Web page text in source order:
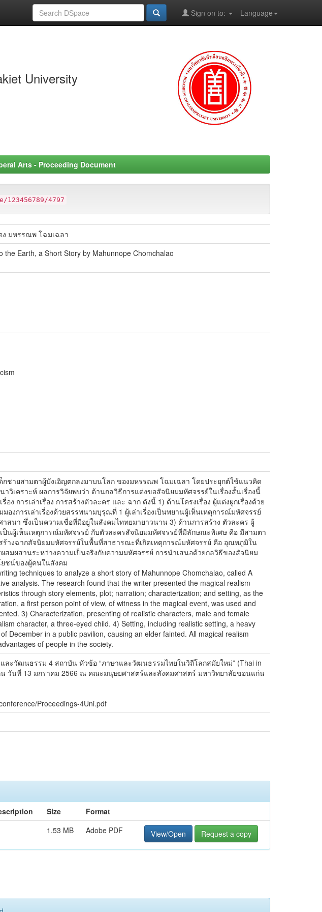
Language
Sign on to:
University
Arts - Proceeding Document
4797
ง มหรรณพ โฉมเฉลา
Earth, a Short Story by Mahunnope Chomchalao
กชายสามตาผู้บังเอิญตกลงมาบนโลก ของมหรรณพ โฉมเฉลา โดยประยุกต์ใช้แนวคิด
เคราะห์ ผลการวิจัยพบว่า ด้านกลวิธีการแต่งขอสัจนิยมมหัศจรรย์ในเรื่องสั้นเรื่องนี้
การเล่าเรื่อง การสร้างตัวละคร และ ฉาก ดังนี้ 1) ด้านโครงเรื่อง ผู้แต่งผูกเรื่องด้วย
องการเล่าเรื่องด้วยสรรพนามบุรุณที่ 1 ผู้เล่าเรื่องเป็นพยานผู้เห็นเหตุการณ์มหัศจรรย์
สนา ซึ่งเป็นความเชื่อที่มีอยู่ในสังคมไททยมายาวนาน 3) ด้านการสร้าง ตัวละคร ผู้
นผู้เห็นเหตุการณ์มหัศจรรย์ กับตัวละครสัจนิยมมหัศจรรย์ที่มีลักษณะพิเศษ คือ มีสามตา
างฉากสัจนิยมมหัศจรรย์ในพื้นที่สาธารณะที่เกิดเหตุการณ์มหัศจรรย์ คือ อุณหภูมิใน
ผสานระหว่างความเป็นจริงกับความมหัศจรรย์ การนำเสนอด้วยกลวิธีของสัจนิยม
ยชน์ของผู้คนในสังคม
techniques to analyze a short story of Mahunnope Chomchalao, called A
analysis. The research found that the writer presented the magical realism
through story elements, plot; narration; characterization; and setting, as the
a first person point of view, of witness in the magical event, was used and
3) Characterization, presenting of realistic characters, male and female
character, a three-eyed child. 4) Setting, including realistic setting, a heavy
December in a public pavilion, causing an elder fainted. All magical realism
of people in the society.
ละวัฒนธรรม 4 สถาบัน หัวข้อ “ภาษาและวัฒนธรรมไทยในวิถีโลกสมัยใหม่” (Thai in
วันที่ 13 มกราคม 2566 ณ คณะมนุษยศาสตร์และสังคมศาสตร์ มหาวิทยาลัยขอนแก่น
Proceedings-4Uni.pdf
Size
Format
1.53 MB Adobe PDF View/Open Request a copy